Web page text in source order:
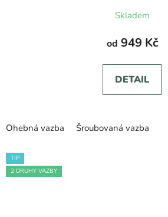
hodnocení
produktu
je
5,0
z
5
Skladem
od 949 Kč
DETAIL
Ohebná vazba Šroubovaná vazba
TIP
2 DRUHY VAZBY